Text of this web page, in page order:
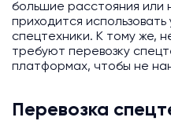
большие расстояния или
приходится
спецтехники. К тому же,
требуют перевозку
платформах, чтобы не
Перевозка